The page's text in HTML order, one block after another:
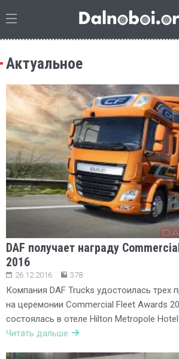
Актуальное
DAF получает награду
2016
26.12.2016 378
Компания DAF Trucks удостоилась трех
на церемонии Commercial Fleet Awards
состоялась в отеле Hilton Metropole
Читать дальше